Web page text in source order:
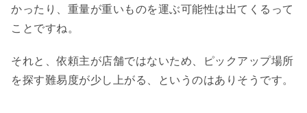
かったり、重量が重いものを運ぶ可能性は出てくるって
ことですね。
それと、依頼主が店舗ではないため、ピックアップ場所
を探す難易度が少し上がる、というのはありそうです。